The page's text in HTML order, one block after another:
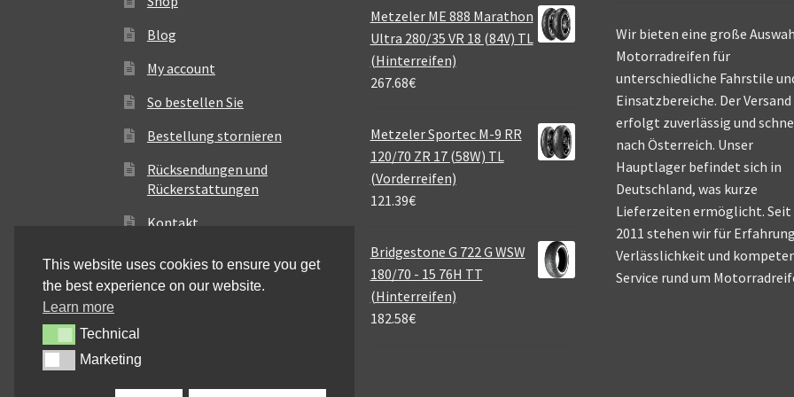
Blog
My account
So bestellen Sie
Bestellung stornieren
Rücksendungen und
Rückerstattungen
Kontakt
Metzeler ME 888 Marathon
Ultra 280/35 VR 18 (84V) TL
(Hinterreifen)
267.68€
Metzeler Sportec M-9 RR
120/70 ZR 17 (58W) TL
(Vorderreifen)
121.39€
Bridgestone G 722 G WSW
180/70 - 15 76H TT
(Hinterreifen)
182.58€
Wir bieten eine große
Motorradreifen für
unterschiedliche Fahrstile
Einsatzbereiche. Der Versand
erfolgt zuverlässig und
nach Österreich. Unser
Hauptlager befindet sich in
Deutschland, was kurze
Lieferzeiten ermöglicht. Seit
2011 stehen wir für
Verlässlichkeit und
Service rund um
This website uses cookies to ensure you get
the best experience on our website.
Learn more
TechnicalTechnical
MarketingMarketing